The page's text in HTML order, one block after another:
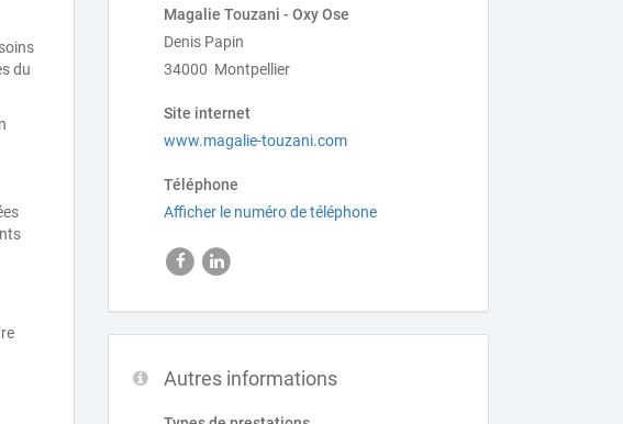
Magalie Touzani - Oxy Ose
Denis Papin
34000 Montpellier
Site internet
www.magalie-touzani.com
Téléphone
Afficher le numéro de téléphone
Autres informations
du